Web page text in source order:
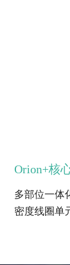
Orion+核
多部位一体
密度线圈单